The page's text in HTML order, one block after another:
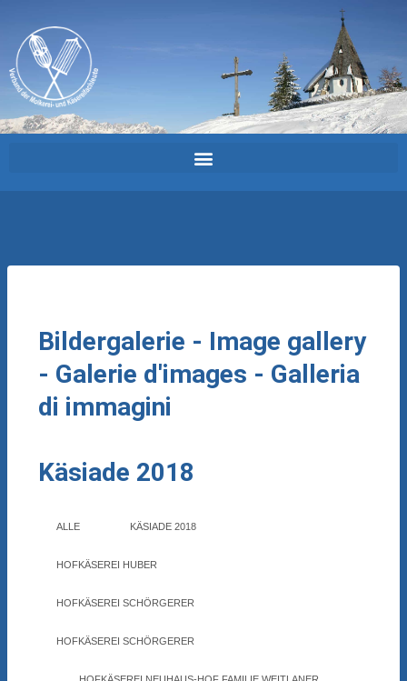
Bildergalerie - Image gallery
- Galerie d'images - Galleria
di immagini
Käsiade 2018
ALLE KÄSIADE 2018
HOFKÄSEREI HUBER
HOFKÄSEREI SCHÖRGERER
HOFKÄSEREI SCHÖRGERER